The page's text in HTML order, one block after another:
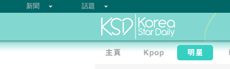
新聞 話題